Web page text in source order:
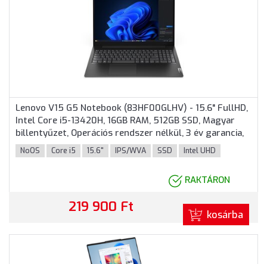
Lenovo V15 G5 Notebook (83HF00GLHV) - 15.6" FullHD,
Intel Core i5-13420H, 16GB RAM, 512GB SSD, Magyar
billentyűzet, Operációs rendszer nélkül, 3 év garancia,
Fekete színben
NoOS Core i5 15.6" IPS/WVA SSD Intel UHD
RAKTÁRON
219 900 Ft kosárba